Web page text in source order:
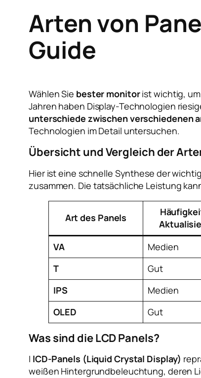
Arten von
Guide
Wählen Sie bester monitorist wichtig,
Jahren haben Display-Technologien
unterschiede zwischen verschiedenen
Technologien im Detail untersuchen.
Übersicht und Vergleich der
Hier ist eine schnelle Synthese der
zusammen. Die tatsächliche Leistung
Art des Panels
VA Medien
T
Gut
IPS
Medien
OLED
Gut
Was sind die LCD Panels?
I lCD-Panels (Liquid Crystal Display)
weißen Hintergrundbeleuchtung, deren